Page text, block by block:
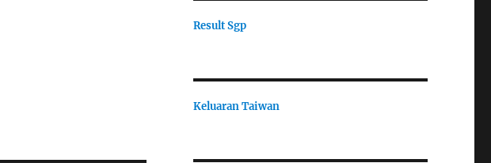
Result Sgp
Keluaran Taiwan